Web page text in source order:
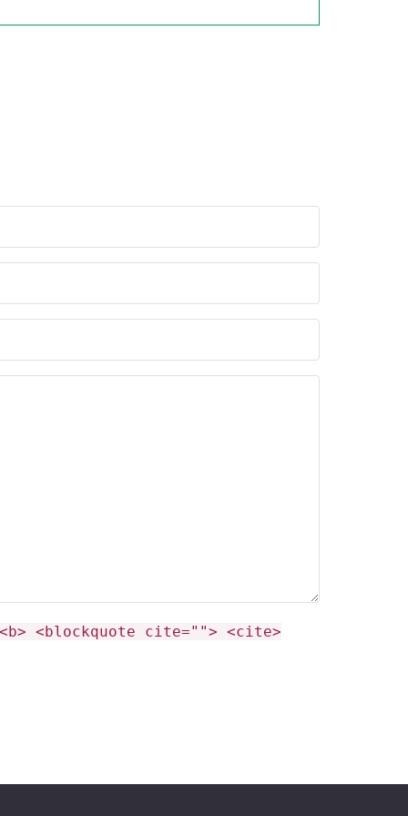
<blockquote cite=""> <cite>